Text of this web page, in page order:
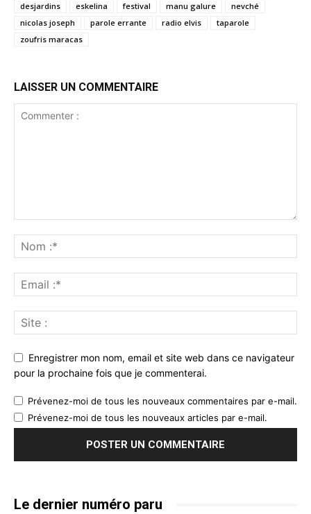
desjardins
eskelina festival manu galure
nevché
nicolas joseph
parole errante radio elvis
taparole
zoufris maracas
LAISSER UN COMMENTAIRE
Enregistrer mon nom, email et site web dans ce navigateur
pour la prochaine fois que je commenterai.
Prévenez-moi de tous les nouveaux commentaires par e-mail.
Prévenez-moi de tous les nouveaux articles par e-mail.
Le dernier numéro paru